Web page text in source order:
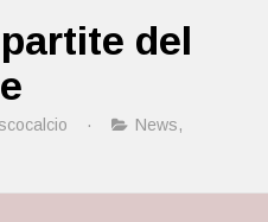
del
· News,